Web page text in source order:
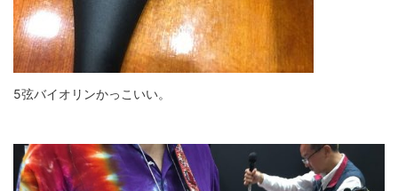
5弦バイオリンかっこいい。